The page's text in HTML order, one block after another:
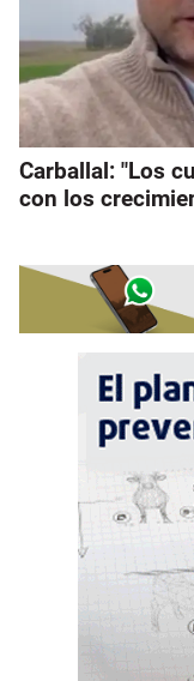
Carballal: "Los
con los